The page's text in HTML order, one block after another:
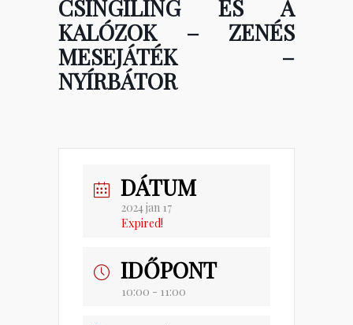
CSINGILING ÉS A
KALÓZOK – ZENÉS
MESEJÁTÉK –
NYÍRBÁTOR
DÁTUM
2024 jan 17
Expired!
IDŐPONT
10:00 - 11:00